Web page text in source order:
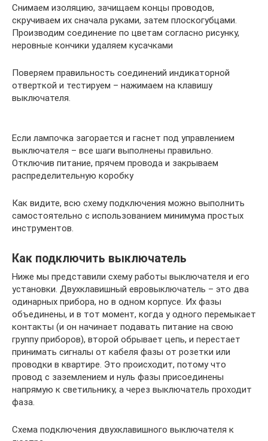
Снимаем изоляцию, зачищаем концы проводов,
скручиваем их сначала руками, затем плоскогубцами.
Производим соединение по цветам согласно рисунку,
неровные кончики удаляем кусачками
Поверяем правильность соединений индикаторной
отверткой и тестируем – нажимаем на клавишу
выключателя.
Если лампочка загорается и гаснет под управлением
выключателя – все шаги выполнены правильно.
Отключив питание, прячем провода и закрываем
распределительную коробку
Как видите, всю схему подключения можно выполнить
самостоятельно с использованием минимума простых
инструментов.
Как подключить выключатель
Ниже мы представили схему работы выключателя и его
установки. Двухклавишный евровыключатель – это два
одинарных прибора, но в одном корпусе. Их фазы
объединены, и в тот момент, когда у одного перемыкает
контакты (и он начинает подавать питание на свою
группу приборов), второй обрывает цепь, и перестает
принимать сигналы от кабеля фазы от розетки или
проводки в квартире. Это происходит, потому что
провод с заземлением и нуль фазы присоединены
напрямую к светильнику, а через выключатель проходит
фаза.
Схема подключения двухклавишного выключателя к